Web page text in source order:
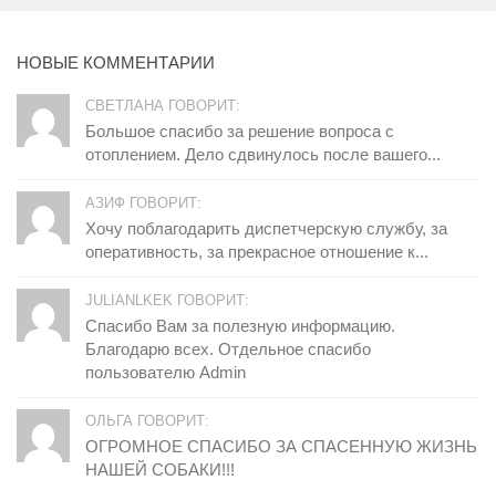
НОВЫЕ КОММЕНТАРИИ
СВЕТЛАНА ГОВОРИТ:
Большое спасибо за решение вопроса с
отоплением. Дело сдвинулось после вашего...
АЗИФ ГОВОРИТ:
Хочу поблагодарить диспетчерскую службу, за
оперативность, за прекрасное отношение к...
JULIANLKEK ГОВОРИТ:
Спасибо Вам за полезную информацию.
Благодарю всех. Отдельное спасибо
пользователю Admin
ОЛЬГА ГОВОРИТ:
ОГРОМНОЕ СПАСИБО ЗА СПАСЕННУЮ ЖИЗНЬ
НАШЕЙ СОБАКИ!!!